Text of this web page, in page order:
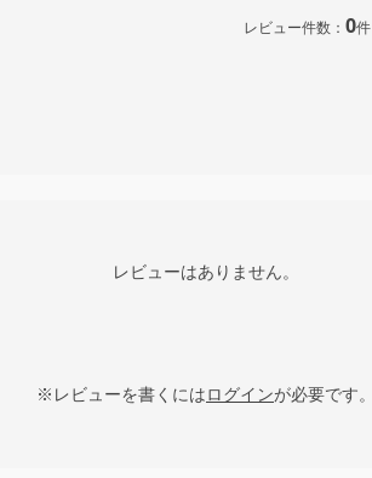
レビュー件数： 0件
レビューはありません。
※レビューを書くにはログインが必要です。